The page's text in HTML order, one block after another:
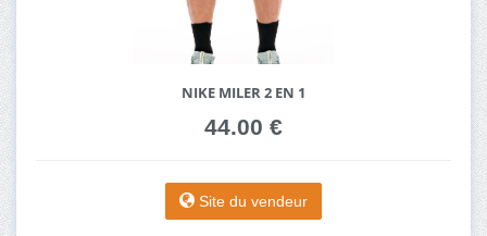
NIKE MILER 2 EN 1
44.00 €
Site du vendeur